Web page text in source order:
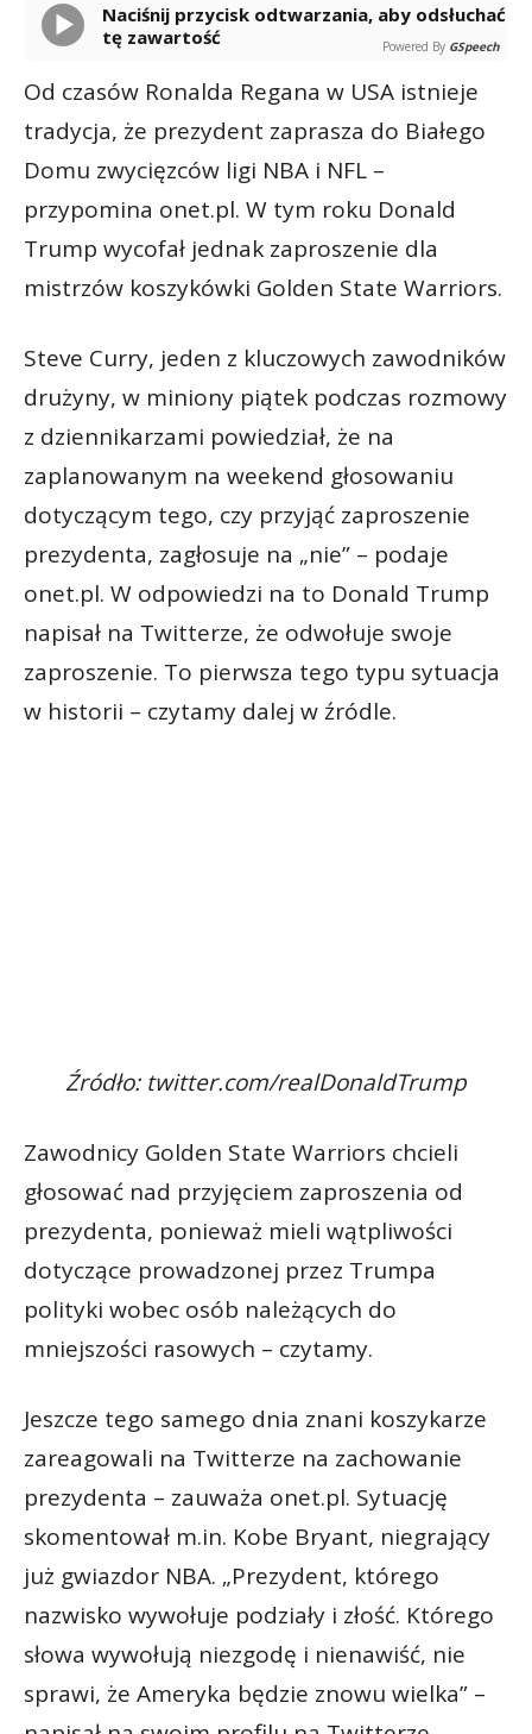
Naciśnij przycisk odtwarzania, aby odsłuchać
tę zawartość
Powered By GSpeech
Od czasów Ronalda Regana w USA istnieje
tradycja, że prezydent zaprasza do Białego
Domu zwycięzców ligi NBA i NFL –
przypomina onet.pl. W tym roku Donald
Trump wycofał jednak zaproszenie dla
mistrzów koszykówki Golden State Warriors.
Steve Curry, jeden z kluczowych zawodników
drużyny, w miniony piątek podczas rozmowy
z dziennikarzami powiedział, że na
zaplanowanym na weekend głosowaniu
dotyczącym tego, czy przyjąć zaproszenie
prezydenta, zagłosuje na „nie” – podaje
onet.pl. W odpowiedzi na to Donald Trump
napisał na Twitterze, że odwołuje swoje
zaproszenie. To pierwsza tego typu sytuacja
w historii – czytamy dalej w źródle.
Źródło: twitter.com/realDonaldTrump
Zawodnicy Golden State Warriors chcieli
głosować nad przyjęciem zaproszenia od
prezydenta, ponieważ mieli wątpliwości
dotyczące prowadzonej przez Trumpa
polityki wobec osób należących do
mniejszości rasowych – czytamy.
Jeszcze tego samego dnia znani koszykarze
zareagowali na Twitterze na zachowanie
prezydenta – zauważa onet.pl. Sytuację
skomentował m.in. Kobe Bryant, niegrający
już gwiazdor NBA. „Prezydent, którego
nazwisko wywołuje podziały i złość. Którego
słowa wywołują niezgodę i nienawiść, nie
sprawi, że Ameryka będzie znowu wielka” –